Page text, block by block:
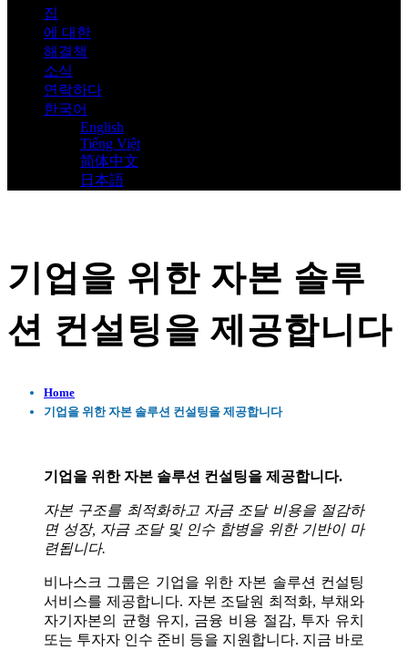
집
에 대한
해결책
소식
연락하다
한국어
English
Tiếng Việt
简体中文
日本語
기업을 위한 자본 솔루
션 컨설팅을 제공합니다
Home
기업을 위한 자본 솔루션 컨설팅을 제공합니다
기업을 위한 자본 솔루션 컨설팅을 제공합니다.
자본 구조를 최적화하고 자금 조달 비용을 절감하
면 성장, 자금 조달 및 인수 합병을 위한 기반이 마
련됩니다.
비나스크 그룹은 기업을 위한 자본 솔루션 컨설팅
서비스를 제공합니다. 자본 조달원 최적화, 부채와
자기자본의 균형 유지, 금융 비용 절감, 투자 유치
또는 투자자 인수 준비 등을 지원합니다. 지금 바로